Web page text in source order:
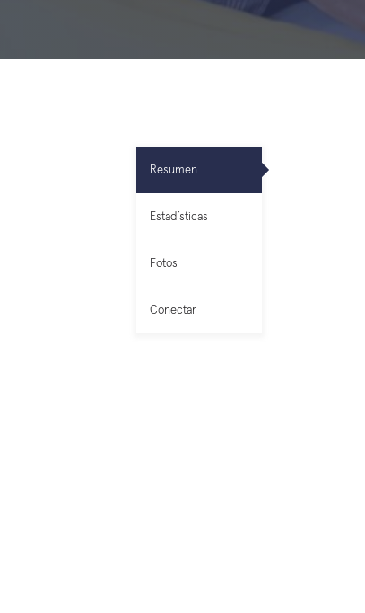
Resumen
Estadísticas
Fotos
Conectar